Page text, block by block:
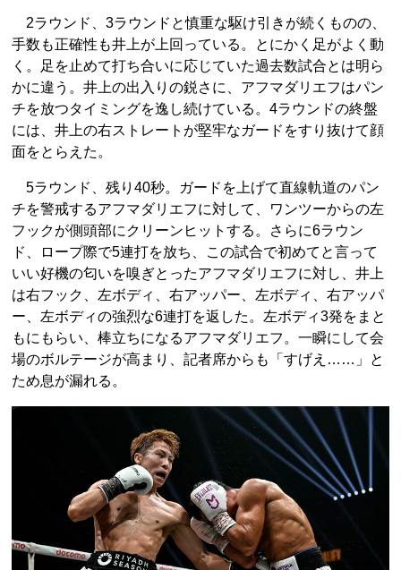
2ラウンド、3ラウンドと慎重な駆け引きが続くものの、
手数も正確性も井上が上回っている。とにかく足がよく動
く。足を止めて打ち合いに応じていた過去数試合とは明ら
かに違う。井上の出入りの鋭さに、アフマダリエフはパン
チを放つタイミングを逸し続けている。4ラウンドの終盤
には、井上の右ストレートが堅牢なガードをすり抜けて顔
面をとらえた。
5ラウンド、残り40秒。ガードを上げて直線軌道のパン
チを警戒するアフマダリエフに対して、ワンツーからの左
フックが側頭部にクリーンヒットする。さらに6ラウン
ド、ロープ際で5連打を放ち、この試合で初めてと言って
いい好機の匂いを嗅ぎとったアフマダリエフに対し、井上
は右フック、左ボディ、右アッパー、左ボディ、右アッパ
ー、左ボディの強烈な6連打を返した。左ボディ3発をまと
もにもらい、棒立ちになるアフマダリエフ。一瞬にして会
場のボルテージが高まり、記者席からも「すげえ……」と
ため息が漏れる。